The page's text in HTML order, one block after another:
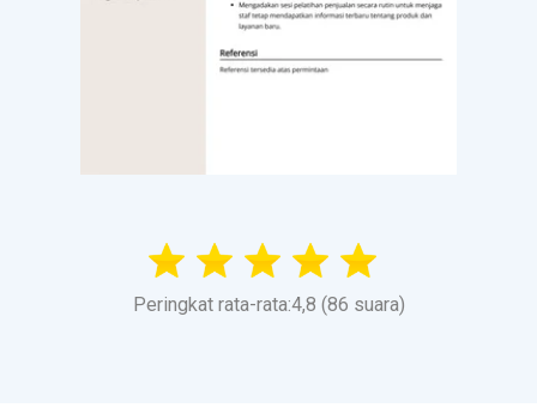
Peringkat rata-rata:4,8 (86 suara)